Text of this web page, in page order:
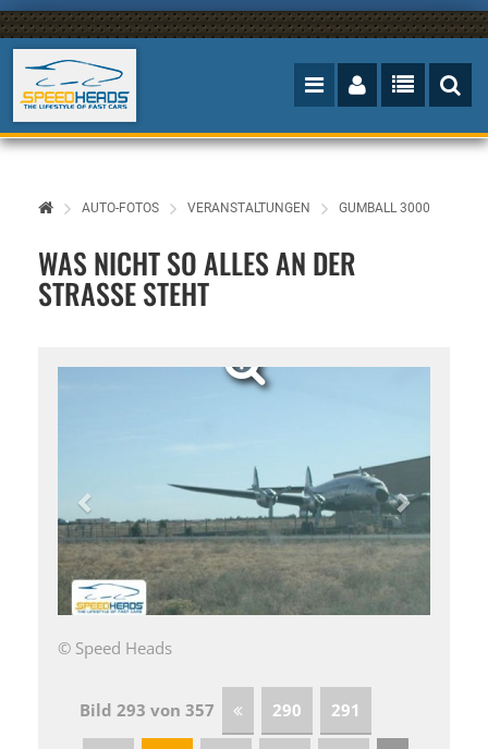
AUTO-FOTOS VERANSTALTUNGEN GUMBALL 3000
WAS NICHT SO ALLES AN DER
STRASSE STEHT
© Speed Heads
Bild 293 von 357 290 291